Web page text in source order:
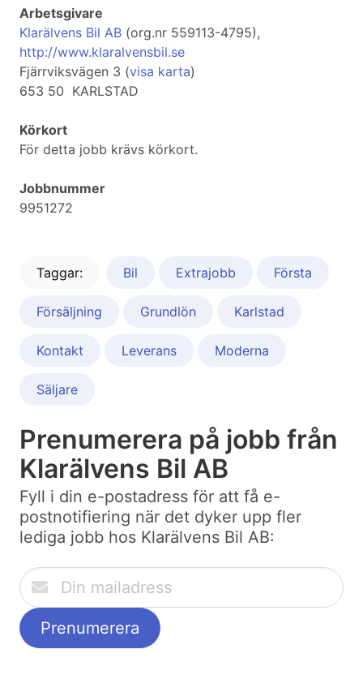
Arbetsgivare
Klarälvens Bil AB (org.nr 559113-4795),
http://www.klaralvensbil.se
Fjärrviksvägen 3 (visa karta)
653 50 KARLSTAD
Körkort
För detta jobb krävs körkort.
Jobbnummer
9951272
Taggar: Bil Extrajobb Första
Försäljning Grundlön Karlstad
Kontakt Leverans Moderna
Säljare
Prenumerera på jobb från
Klarälvens Bil AB
Fyll i din e-postadress för att få e-
postnotifiering när det dyker upp fler
lediga jobb hos Klarälvens Bil AB: